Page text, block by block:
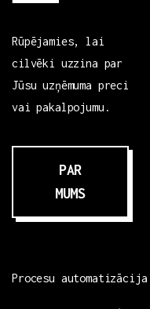
Rūpējamies, lai
cilvēki uzzina par
Jūsu uzņēmuma preci
vai pakalpojumu.
PAR
MUMS
Procesu automatizācija